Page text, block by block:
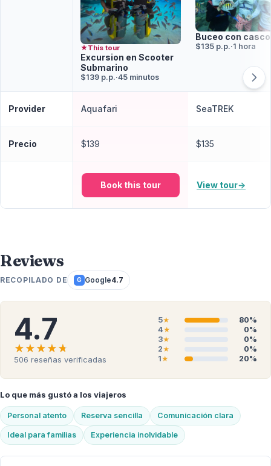
★This tour
Excursion en Scooter
Submarino
$139 p.p.·45 minutos
Buceo con casco
$135 p.p.·1 hora
Provider Aquafari SeaTREK
Precio $139 $135
Book this tour View tour→
Reviews
RECOPILADO DE G Google4.7
4.7
★★★★★
★★★★★
506 reseñas verificadas
5★
80%
4★
0%
3★
0%
2★
0%
1★ 20%
Lo que más gustó a los viajeros
Personal atento Reserva sencilla Comunicación clara
Ideal para familias Experiencia inolvidable